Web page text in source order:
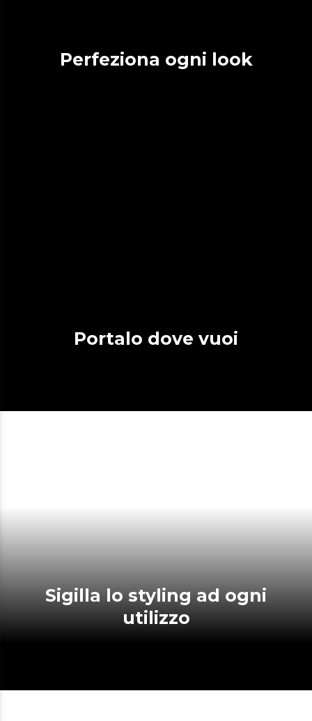
Perfeziona ogni look
Portalo dove vuoi
Sigilla lo styling ad ogni
utilizzo